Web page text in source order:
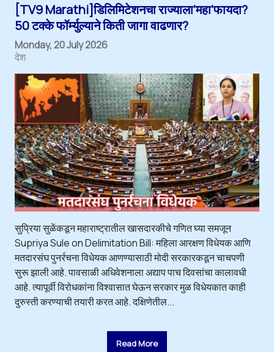
[TV9 Marathi]डिलिमिटेशनचा राज्याला’महा’फायदा?
50 टक्के फॉर्म्युल्याने किती जागा वाढणार?
Monday, 20 July 2026
देश
सुप्रिया सुळेंकडून महाराष्ट्रातील खासदारकीचे गणित घ्या समजून
Supriya Sule on Delimitation Bill: महिला आरक्षण विधेयक आणि
मतदारसंघ पुनर्रचना विधेयक आणण्यासाठी मोदी सरकारकडून चाचपणी
सुरू झाली आहे. पावसाळी अधिवेशनाला अद्याप पाच दिवसांचा कालावधी
आहे. त्यापूर्वी विरोधकांना विश्वासात घेऊन सरकार मुळ विधेयकात काही
दुरुस्ती करण्याची तयारी करत आहे. दक्षिणेतील...
Read More